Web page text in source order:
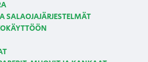
SALAOJAJÄRJESTELMÄT